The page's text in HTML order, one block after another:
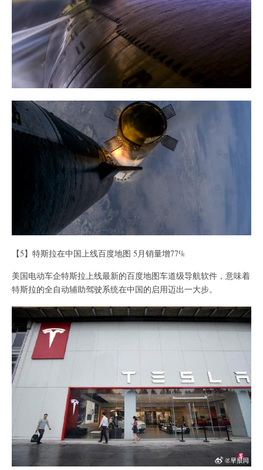
【5】特斯拉在中国上线百度地图 5月销量增77%
美国电动车企特斯拉上线最新的百度地图车道级导航软件，意味着
特斯拉的全自动辅助驾驶系统在中国的启用迈出一大步。